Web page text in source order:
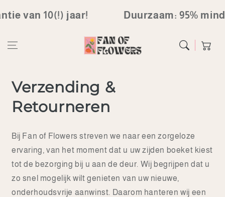
de inhoud
van 10(!) jaar! Duurzaam: 95%
Verzending &
Retourneren
Bij Fan of Flowers streven we naar een zorgeloze
ervaring, van het moment dat u uw zijden boeket kiest
tot de bezorging bij u aan de deur. Wij begrijpen dat u
zo snel mogelijk wilt genieten van uw nieuwe,
onderhoudsvrije aanwinst. Daarom hanteren wij een